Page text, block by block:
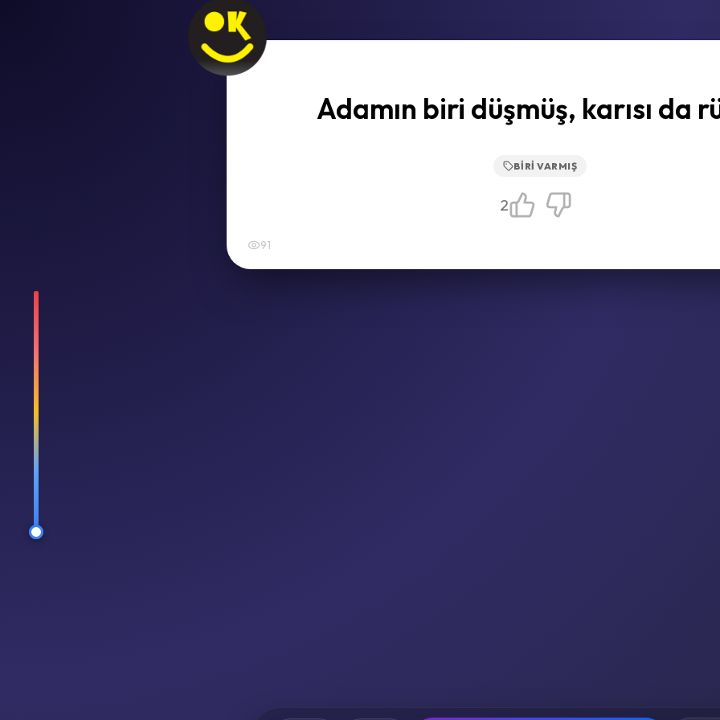
Adamın biri düşmüş, karısı da
BIRI VARMIŞ
91
2